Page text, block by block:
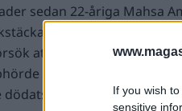
If you wish
sensitive
sedan 22-åriga Mahsa
att begränsa
en stor del av
och nästan 20 000